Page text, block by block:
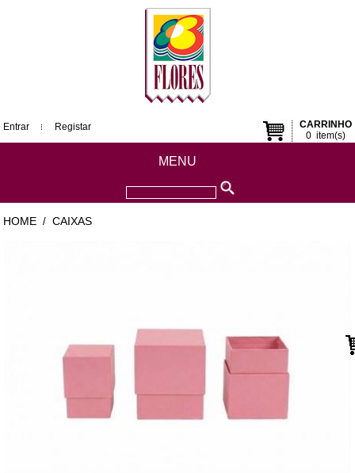
CARRINHO
0item(s)
Entrar Registar
MENU
HOME / CAIXAS